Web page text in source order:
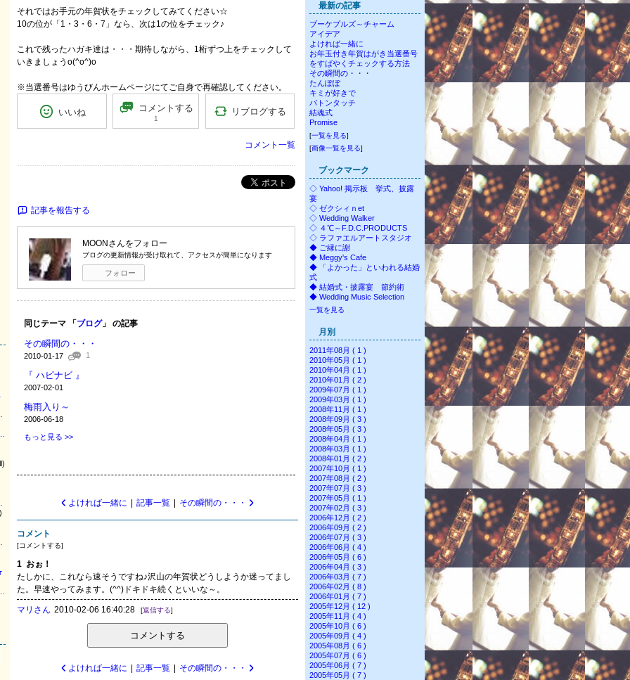
それではお手元の年賀状をチェックしてみてください☆
10の位が「1・3・6・7」なら、次は1の位をチェック♪
これで残ったハガキ達は・・・期待しながら、1桁ずつ上をチェックして
いきましょうo(^o^)o
※当選番号はゆうびんホームページにてご自身で再確認してください。
いいね コメントする
1
リブログする
コメント一覧
ポスト
記事を報告する
MOON さんをフォロー
ブログの更新情報が受け取れて、アクセスが簡単になります
フォロー
同じテーマ 「 ブログ」 の記事
その瞬間の・・・
2010-01-17 1
『 ハピナビ 』
2007-02-01
梅雨入り～
2006-06-18
もっと見る >>
よければ一緒に 記事一覧 その瞬間の・・・
コメント
[コメントする]
1 おぉ！
たしかに、これなら速そうですね♪沢山の年賀状どうしようか迷ってまし
た。早速やってみます。(^^)ドキドキ続くといいな～。
マリさん 2010-02-06 16:40:28 [返信する]
コメントする
よければ一緒に 記事一覧 その瞬間の・・・
最新の記事
ブーケプルズ～チャーム
アイデア
よければ一緒に
お年玉付き年賀はがき当選番号
をすばやくチェックする方法
その瞬間の・・・
たんぽぽ
キミが好きで
バトンタッチ
結魂式
Promise
[一覧を見る]
[画像一覧を見る]
ブックマーク
◇ Yahoo! 掲示板 挙式、披露
宴
◇ ゼクシィｎet
◇ Wedding Walker
◇ ４℃～F.D.C.PRODUCTS
◇ ラファエルアートスタジオ
◆ ご縁に謝ゝ
◆ Meggy's Cafe
◆ 「よかった」といわれる結婚
式
◆ 結婚式・披露宴 節約術
◆ Wedding Music Selection
一覧を見る
月別
2011年08月 ( 1 )
2010年05月 ( 1 )
2010年04月 ( 1 )
2010年01月 ( 2 )
2009年07月 ( 1 )
2009年03月 ( 1 )
2008年11月 ( 1 )
2008年09月 ( 3 )
2008年05月 ( 3 )
2008年04月 ( 1 )
2008年03月 ( 1 )
2008年01月 ( 2 )
2007年10月 ( 1 )
2007年08月 ( 2 )
2007年07月 ( 3 )
2007年05月 ( 1 )
2007年02月 ( 3 )
2006年12月 ( 2 )
2006年09月 ( 2 )
2006年07月 ( 3 )
2006年06月 ( 4 )
2006年05月 ( 6 )
2006年04月 ( 3 )
2006年03月 ( 7 )
2006年02月 ( 8 )
2006年01月 ( 7 )
2005年12月 ( 12 )
2005年11月 ( 4 )
2005年10月 ( 6 )
2005年09月 ( 4 )
2005年08月 ( 6 )
2005年07月 ( 6 )
2005年06月 ( 7 )
2005年05月 ( 7 )